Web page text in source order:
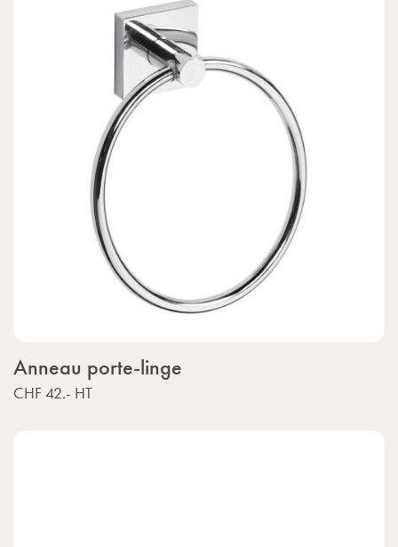
Anneau porte-linge
CHF 42.- HT